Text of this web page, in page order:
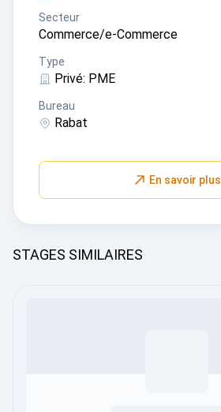
Secteur
Commerce/e-Commerce
Type
Privé: PME
Bureau
Rabat
En savoir plus
STAGES SIMILAIRES